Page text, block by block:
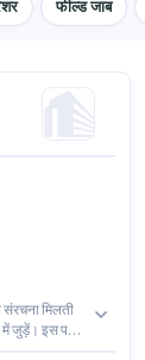
फील्ड जाब
मिलती
जुड़ें। इस पद